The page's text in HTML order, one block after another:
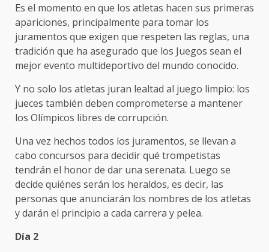
Es el momento en que los atletas hacen sus primeras
apariciones, principalmente para tomar los
juramentos que exigen que respeten las reglas, una
tradición que ha asegurado que los Juegos sean el
mejor evento multideportivo del mundo conocido.
Y no solo los atletas juran lealtad al juego limpio: los
jueces también deben comprometerse a mantener
los Olímpicos libres de corrupción.
Una vez hechos todos los juramentos, se llevan a
cabo concursos para decidir qué trompetistas
tendrán el honor de dar una serenata. Luego se
decide quiénes serán los heraldos, es decir, las
personas que anunciarán los nombres de los atletas
y darán el principio a cada carrera y pelea.
Día 2